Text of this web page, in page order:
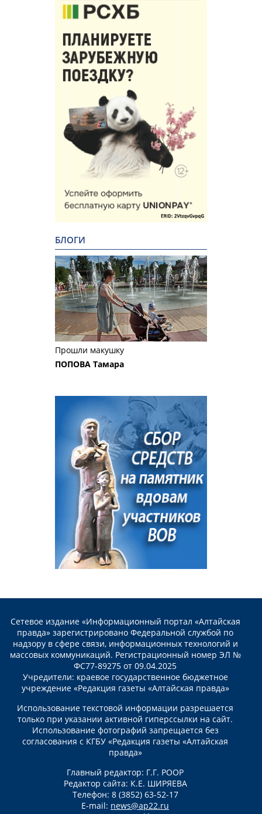
БЛОГИ
Прошли макушку
ПОПОВА Тамара
Сетевое издание «Информационный портал «Алтайская
правда» зарегистрировано Федеральной службой по
надзору в сфере связи, информационных технологий и
массовых коммуникаций. Регистрационный номер ЭЛ №
ФС77-89275 от 09.04.2025
Учредители: краевое государственное бюджетное
учреждение «Редакция газеты «Алтайская правда»
Использование текстовой информации разрешается
только при указании активной гиперссылки на сайт.
Использование фотографий запрещается без
согласования с КГБУ «Редакция газеты «Алтайская
правда»
Главный редактор: Г.Г. РООР
Редактор сайта: К.Е. ШИРЯЕВА
Телефон: 8 (3852) 63-52-17
E-mail: news@ap22.ru